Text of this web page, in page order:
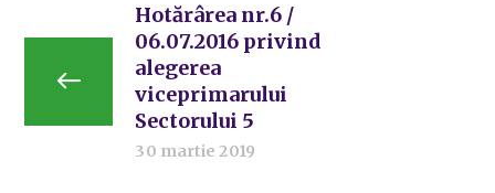
Hotărârea nr.6 /
06.07.2016 privind
alegerea
viceprimarului
Sectorului 5
30 martie 2019